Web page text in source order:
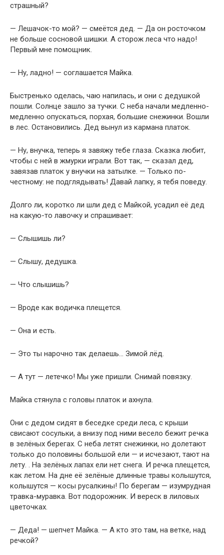
страшный?
— Лешачок-то мой? — смеётся дед. — Да он росточком
не больше сосновой шишки. А сторож леса что надо!
Первый мне помощник.
— Ну, ладно! — соглашается Майка.
Быстренько оделась, чаю напилась, и они с дедушкой
пошли. Солнце зашло за тучки. С неба начали медленно-
медленно опускаться, порхая, большие снежинки. Вошли
в лес. Остановились. Дед вынул из кармана платок.
— Ну, внучка, теперь я завяжу тебе глаза. Сказка любит,
чтобы с ней в жмурки играли. Вот так, — сказал дед,
завязав платок у внучки на затылке. — Только по-
честному: не подглядывать! Давай лапку, я тебя поведу.
Долго ли, коротко ли шли дед с Майкой, усадил её дед
на какую-то лавочку и спрашивает:
— Слышишь ли?
— Слышу, дедушка.
— Что слышишь?
— Вроде как водичка плещется.
— Она и есть.
— Это ты нарочно так делаешь… Зимой лёд.
— А тут — летечко! Мы уже пришли. Снимай повязку.
Майка стянула с головы платок и ахнула.
Они с дедом сидят в беседке среди леса, с крыши
свисают сосульки, а внизу под ними весело бежит речка
в зелёных берегах. С неба летят снежинки, но долетают
только до половины большой ели — и исчезают, тают на
лету. . На зелёных лапах ели нет снега. И речка плещется,
как летом. На дне её зелёные длинные травы колышутся,
колышутся — косы русалкины! По берегам — изумрудная
травка-муравка. Вот подорожник. И вереск в лиловых
цветочках.
— Деда! — шепчет Майка. — А кто это там, на ветке, над
речкой?